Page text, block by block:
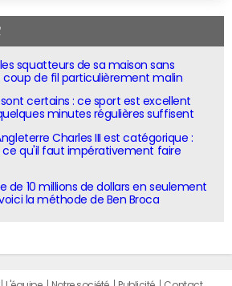
squatteurs de sa maison sans
coup de fil particulièrement malin
sont certains : ce sport est excellent
minutes régulières suffisent
Charles III est catégorique :
ce qu'il faut impérativement faire
de 10 millions de dollars en seulement
la méthode de Ben Broca